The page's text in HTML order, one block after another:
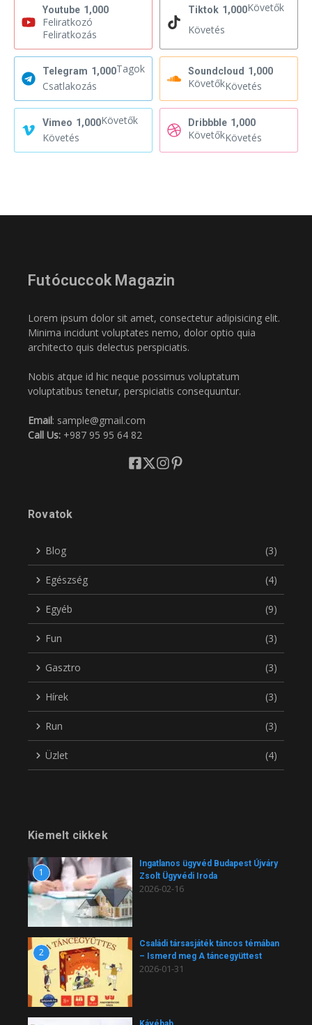
Youtube 1,000
Feliratkozó
Feliratkozás
Tiktok 1,000Követők
Követés
Telegram 1,000Tagok
Csatlakozás
Soundcloud 1,000
KövetőkKövetés
Vimeo 1,000Követők
Követés
Dribbble 1,000
KövetőkKövetés
Futócuccok Magazin
Lorem ipsum dolor sit amet, consectetur adipisicing elit.
Minima incidunt voluptates nemo, dolor optio quia
architecto quis delectus perspiciatis.
Nobis atque id hic neque possimus voluptatum
voluptatibus tenetur, perspiciatis consequuntur.
Email: sample@gmail.com
Call Us: +987 95 95 64 82
Rovatok
Blog (3)
Egészség (4)
Egyéb (9)
Fun (3)
Gasztro (3)
Hírek (3)
Run (3)
Üzlet (4)
Kiemelt cikkek
1
Ingatlanos ügyvéd Budapest Újváry
Zsolt Ügyvédi Iroda
2026-02-16
2
Családi társasjáték táncos témában
– Ismerd meg A táncegyüttest
2026-01-31